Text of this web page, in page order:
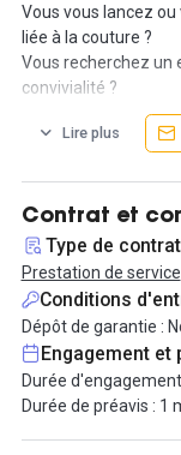
Vous vous lancez
liée à la couture ?
Vous recherchez un
convivialité ?
Nous seront
vous. Nous
au mois dans un
emplacement.
Les conditions :
A votre disposition :
- Machine à coudre
- Machine à coudre
- Surjeteuse,
- Bourdonneuse,
Lire plus
Contrat et
Type de contrat
Prestation de service
Conditions
Dépôt de garantie :
Engagement et
Durée
Durée de préavis : 1